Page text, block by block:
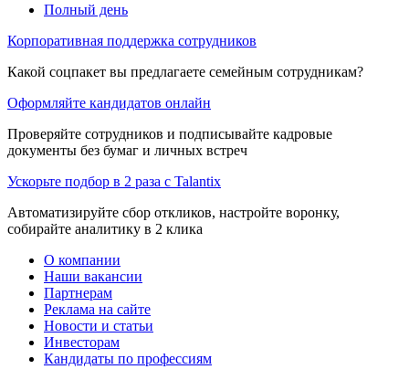
Полный день
Корпоративная поддержка сотрудников
Какой соцпакет вы предлагаете семейным сотрудникам?
Оформляйте кандидатов онлайн
Проверяйте сотрудников и подписывайте кадровые
документы без бумаг и личных встреч
Ускорьте подбор в 2 раза с Talantix
Автоматизируйте сбор откликов, настройте воронку,
собирайте аналитику в 2 клика
О компании
Наши вакансии
Партнерам
Реклама на сайте
Новости и статьи
Инвесторам
Кандидаты по профессиям